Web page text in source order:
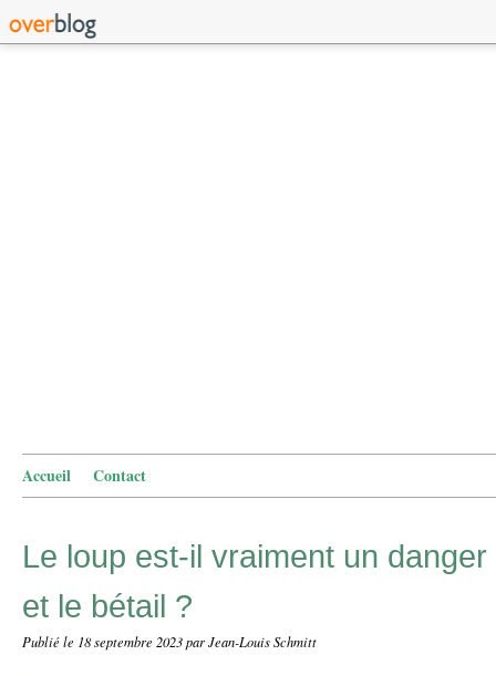
Accueil Contact
Le loup est-il vraiment un
et le bétail ?
Publié le 18 septembre 2023par Jean-Louis Schmitt